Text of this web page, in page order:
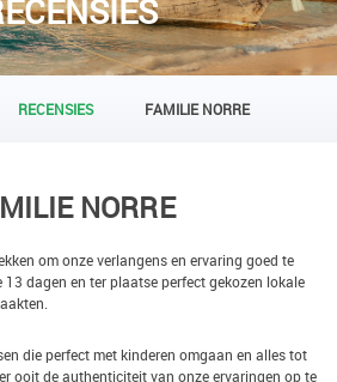
RECENSIES FAMILIE NORRE
NORRE
om onze verlangens en ervaring goed te
dagen en ter plaatse perfect gekozen lokale
die perfect met kinderen omgaan en alles tot
ooit de authenticiteit van onze ervaringen op te